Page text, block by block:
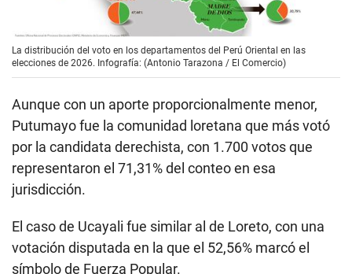
La distribución del voto en los departamentos del Perú Oriental en las
elecciones de 2026. Infografía: (Antonio Tarazona / El Comercio)
Aunque con un aporte proporcionalmente menor,
Putumayo fue la comunidad loretana que más votó
por la candidata derechista, con 1.700 votos que
representaron el 71,31% del conteo en esa
jurisdicción.
El caso de Ucayali fue similar al de Loreto, con una
votación disputada en la que el 52,56% marcó el
símbolo de Fuerza Popular.